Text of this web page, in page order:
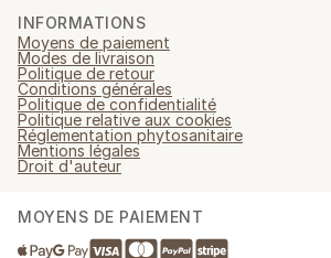
INFORMATIONS
Moyens de paiement
Modes de livraison
Politique de retour
Conditions générales
Politique de confidentialité
Politique relative aux cookies
Réglementation phytosanitaire
Mentions légales
Droit d'auteur
MOYENS DE PAIEMENT